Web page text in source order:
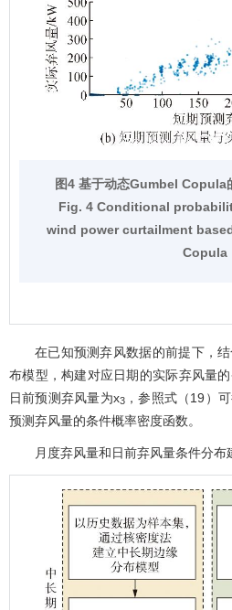
图4 基于动态Gumbel Copula
Fig. 4 Conditional
wind power curtailment
Copula
在已知预测弃风数据的前提下，
布模型，构建对应日期的实际弃风量
日前预测弃风量为x3，参照式（19）
预测弃风量的条件概率密度函数。
月度弃风量和日前弃风量条件分布